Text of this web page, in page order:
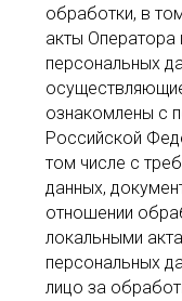
обработки, в
акты
персональных
ознакомлены с
Российской
том числе с
данных,
отношении
локальными
персональных
лицо за